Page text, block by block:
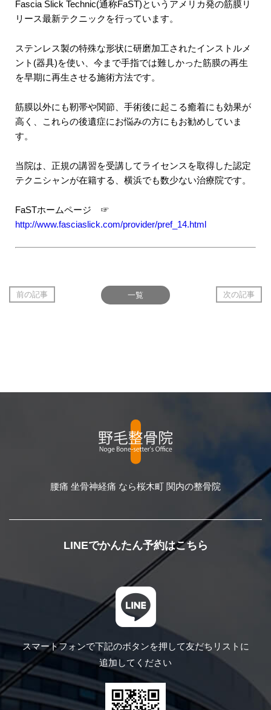
Fascia Slick Technic(通称FaST)というアメリカ発の筋膜リ
リース最新テクニックを行っています。
ステンレス製の特殊な形状に研磨加工されたインストルメ
ント(器具)を使い、今まで手指では難しかった筋膜の再生
を早期に再生させる施術方法です。
筋膜以外にも靭帯や関節、手術後に起こる癒着にも効果が
高く、これらの後遺症にお悩みの方にもお勧めしていま
す。
当院は、正規の講習を受講してライセンスを取得した認定
テクニシャンが在籍する、横浜でも数少ない治療院です。
FaSTホームページ ☞
http://www.fasciaslick.com/provider/pref_14.html
前の記事 一覧 次の記事
腰痛 坐骨神経痛 なら桜木町 関内の整骨院
LINEでかんたん予約はこちら
スマートフォンで下記のボタンを押して友だちリストに
追加してください